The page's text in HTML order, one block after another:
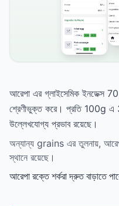
আরেপা এর গ্লাইসেমিক ইনডেক্স
শ্রেণীভুক্ত করে। প্রতি 100g এ
উল্লেখযোগ্য প্রভাব রয়েছে।
অন্যান্য grains এর তুলনায়, আরেপা
স্থানে রয়েছে।
আরেপা রক্তে শর্করা দ্রুত বাড়াতে